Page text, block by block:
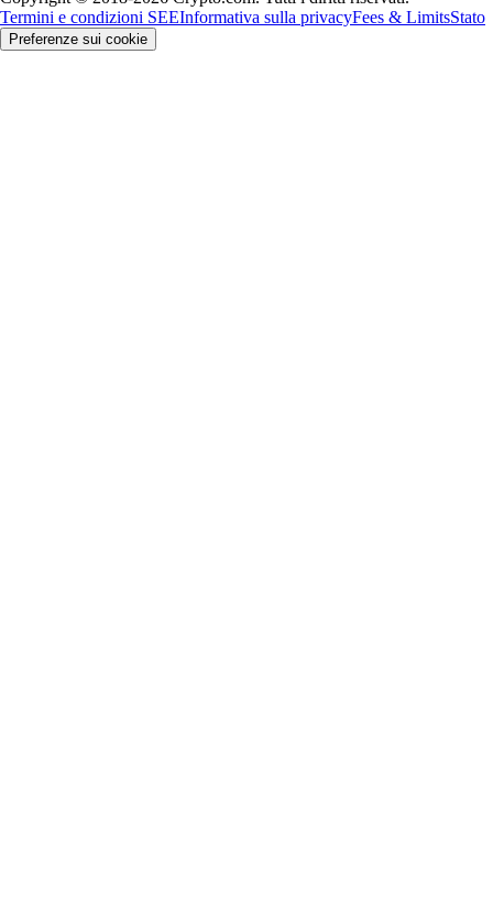
Termini e condizioni SEEInformativa sulla privacyFees & LimitsStato
Preferenze sui cookie